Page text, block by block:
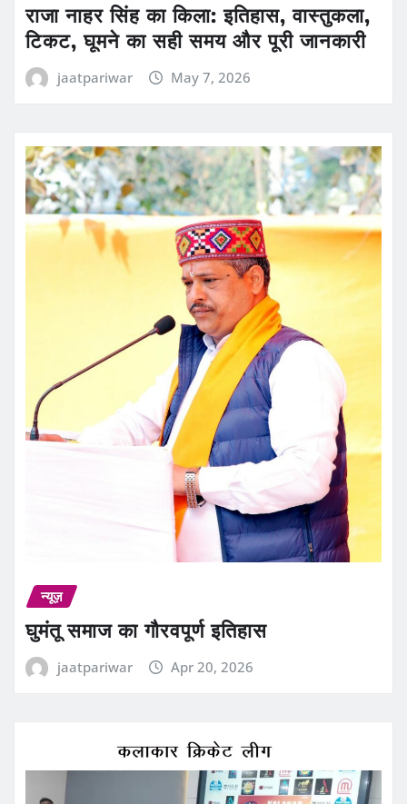
राजा नाहर सिंह का किला: इतिहास, वास्तुकला,
टिकट, घूमने का सही समय और पूरी जानकारी
jaatpariwar May 7, 2026
न्यूज़
घुमंतू समाज का गौरवपूर्ण इतिहास
jaatpariwar Apr 20, 2026